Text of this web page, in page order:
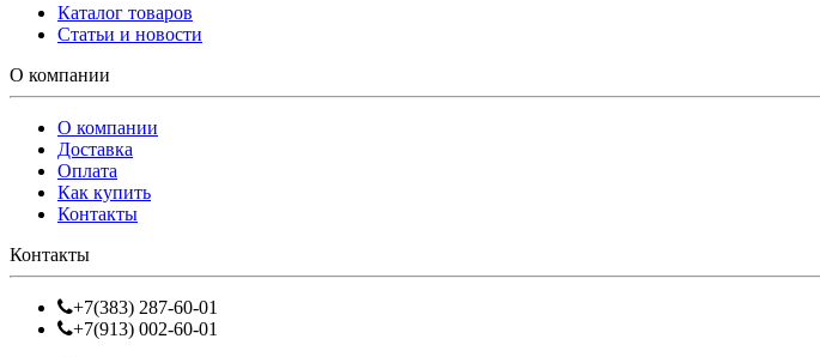
Каталог товаров
Статьи и новости
О компании
О компании
Доставка
Оплата
Как купить
Контакты
Контакты
+7(383) 287-60-01
+7(913) 002-60-01